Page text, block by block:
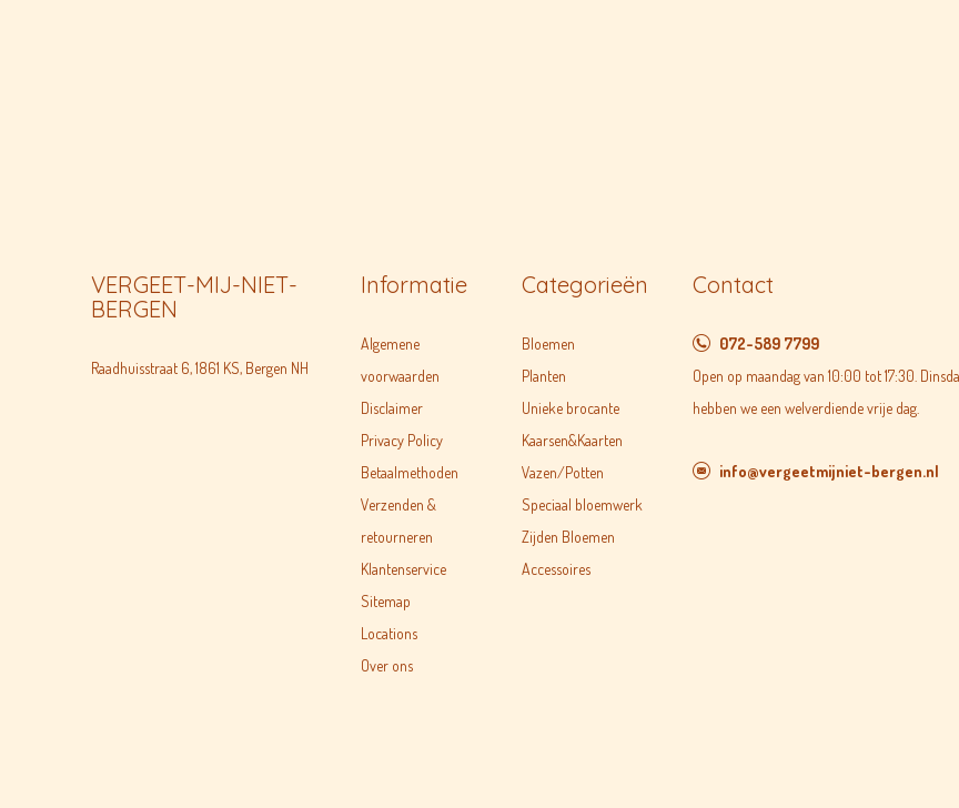
VERGEET-MIJ-NIET-
BERGEN
Raadhuisstraat 6, 1861 KS, Bergen NH
Informatie
Algemene
voorwaarden
Disclaimer
Privacy Policy
Betaalmethoden
Verzenden &
retourneren
Klantenservice
Sitemap
Locations
Over ons
Categorieën
Bloemen
Planten
Unieke brocante
Kaarsen&Kaarten
Vazen/Potten
Speciaal bloemwerk
Zijden Bloemen
Accessoires
Contact
072-589 7799
Open op maandag van 10:00 tot 17:30.
hebben we een welverdiende vrije dag.
info@vergeetmijniet-bergen.nl